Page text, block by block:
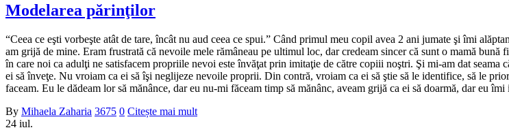
Modelarea părinţilor
“Ceea ce eşti vorbeşte atât de tare, încât nu aud ceea ce spui.” Când primul meu copil avea 2 ani jumate şi îmi
am grijă de mine. Eram frustrată că nevoile mele rămâneau pe ultimul loc, dar credeam sincer că sunt o mamă
în care noi ca adulţi ne satisfacem propriile nevoi este învăţat prin imitaţie de către copiii noştri. Şi mi-am dat seama
ei să înveţe. Nu vroiam ca ei să îşi neglijeze nevoile proprii. Din contră, vroiam ca ei să ştie să le identifice, să le
faceam. Eu le dădeam lor să mănânce, dar eu nu-mi făceam timp să mănânc, aveam grijă ca ei să doarmă, dar eu îmi
By Mihaela Zaharia 3675 0 Citește mai mult
24 iul.